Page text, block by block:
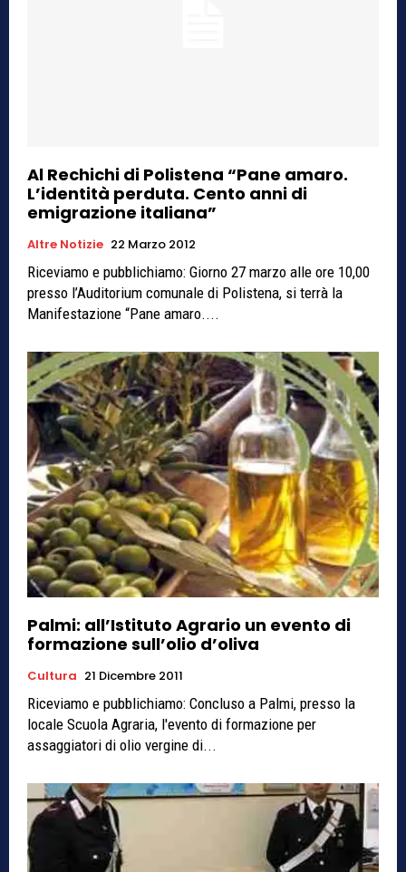
Al Rechichi di Polistena “Pane amaro.
L’identità perduta. Cento anni di
emigrazione italiana”
Altre Notizie 22 Marzo 2012
Riceviamo e pubblichiamo: Giorno 27 marzo alle ore 10,00
presso l’Auditorium comunale di Polistena, si terrà la
Manifestazione “Pane amaro....
Palmi: all’Istituto Agrario un evento di
formazione sull’olio d’oliva
Cultura 21 Dicembre 2011
Riceviamo e pubblichiamo: Concluso a Palmi, presso la
locale Scuola Agraria, l'evento di formazione per
assaggiatori di olio vergine di...